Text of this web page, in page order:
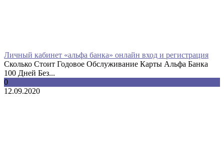
Личный кабинет «альфа банка» онлайн вход и регистрация
Сколько Стоит Годовое Обслуживание Карты Альфа Банка
100 Дней Без...
0
12.09.2020